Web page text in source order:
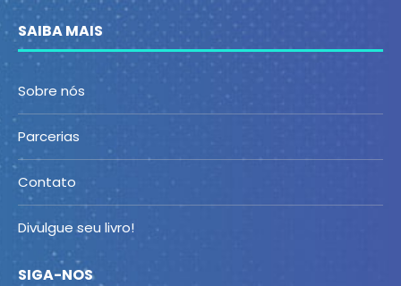
SAIBA MAIS
Sobre nós
Parcerias
Contato
Divulgue seu livro!
SIGA-NOS